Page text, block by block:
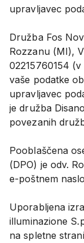
upravljavec
Družba Fos
Rozzanu (MI),
02215760154
vaše podatke
upravljavec
je družba
povezanih
Pooblaščena
(DPO) je odv.
e-poštnem
Uporabljena
illuminazione
na spletne